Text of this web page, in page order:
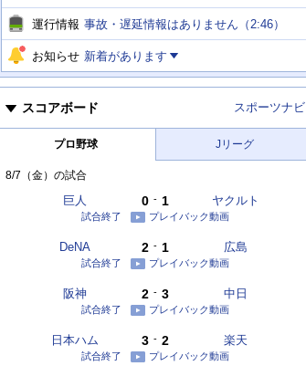
運行情報 事故・遅延情報はありません（2:46）
お知らせ 新着があります
スコアボード スポーツナビ
プロ野球 Jリーグ
8/7（金） の試合
巨人 ヤクルト
試合終了 プレイバック動画
0 - 1
DeNA 広島
試合終了 プレイバック動画
2 - 1
阪神 中日
試合終了 プレイバック動画
2 - 3
日本ハム 楽天
試合終了 プレイバック動画
3 - 2